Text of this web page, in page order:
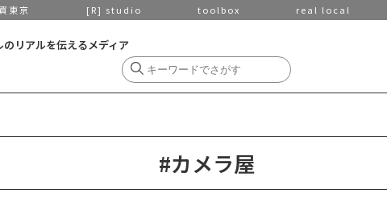
東京 [R] studio toolbox real local
のリアルを伝えるメディア
#カメラ屋